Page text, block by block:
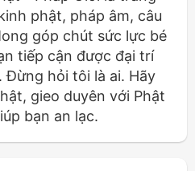
phật, pháp âm, câu
góp chút sức lực bé
tiếp cận được đại trí
Đừng hỏi tôi là ai. Hãy
gieo duyên với Phật
bạn an lạc.